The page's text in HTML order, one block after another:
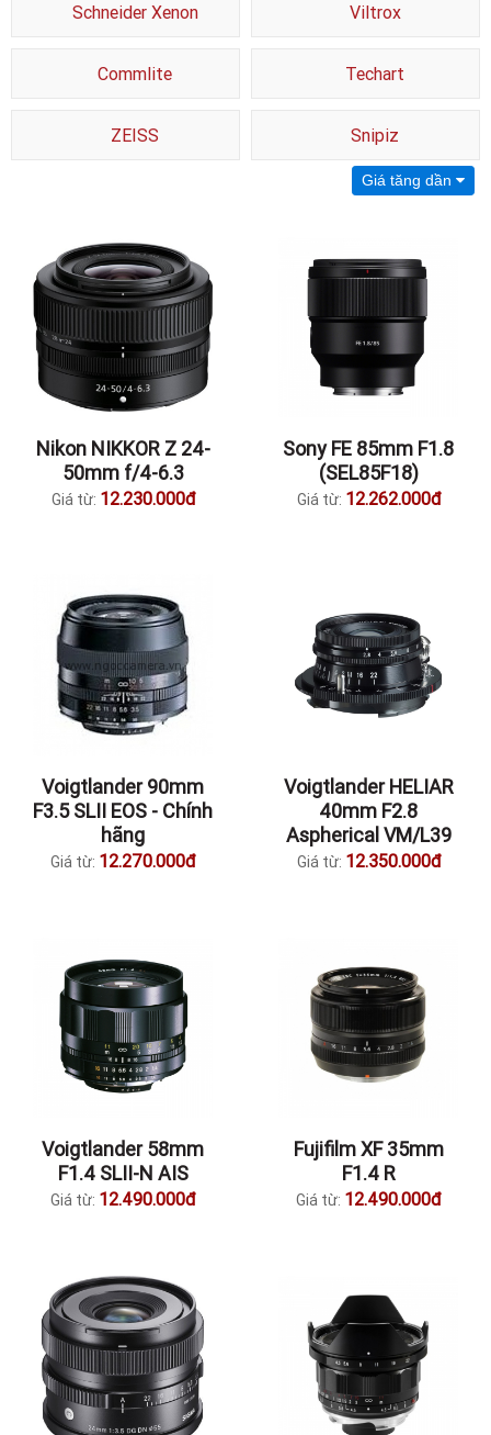
Schneider Xenon Viltrox
Commlite Techart
ZEISS Snipiz
Giá tăng dần
Nikon NIKKOR Z 24-
50mm f/4-6.3
Giá từ: 12.230.000đ
Sony FE 85mm F1.8
(SEL85F18)
Giá từ: 12.262.000đ
Voigtlander 90mm
F3.5 SLII EOS - Chính
hãng
Giá từ: 12.270.000đ
Voigtlander HELIAR
40mm F2.8
Aspherical VM/L39
Giá từ: 12.350.000đ
Voigtlander 58mm
F1.4 SLII-N AIS
Giá từ: 12.490.000đ
Fujifilm XF 35mm
F1.4 R
Giá từ: 12.490.000đ